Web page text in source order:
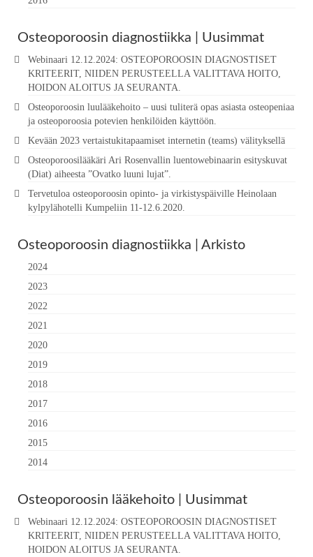
Osteoporoosin diagnostiikka | Uusimmat
Webinaari 12.12.2024: OSTEOPOROOSIN DIAGNOSTISET
KRITEERIT, NIIDEN PERUSTEELLA VALITTAVA HOITO,
HOIDON ALOITUS JA SEURANTA.
Osteoporoosin luulääkehoito – uusi tuliterä opas asiasta osteopeniaa
ja osteoporoosia potevien henkilöiden käyttöön.
Kevään 2023 vertaistukitapaamiset internetin (teams) välityksellä
Osteoporoosilääkäri Ari Rosenvallin luentowebinaarin esityskuvat
(Diat) aiheesta ”Ovatko luuni lujat”.
Tervetuloa osteoporoosin opinto- ja virkistyspäiville Heinolaan
kylpylähotelli Kumpeliin 11-12.6.2020.
Osteoporoosin diagnostiikka | Arkisto
2024
2023
2022
2021
2020
2019
2018
2017
2016
2015
2014
Osteoporoosin lääkehoito | Uusimmat
Webinaari 12.12.2024: OSTEOPOROOSIN DIAGNOSTISET
KRITEERIT, NIIDEN PERUSTEELLA VALITTAVA HOITO,
HOIDON ALOITUS JA SEURANTA.